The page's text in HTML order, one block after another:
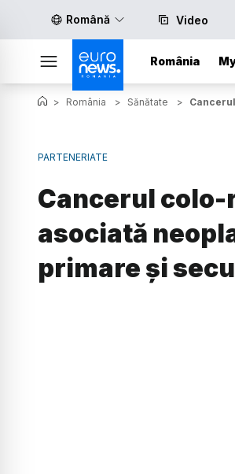
Română Video
România
> România > Sănătate >
PARTENERIATE
Cancerul colo-
asociată
primare și